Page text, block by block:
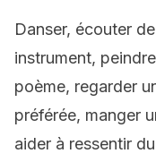
Danser, écouter
instrument,
poème, regarder
préférée, manger
aider à ressentir